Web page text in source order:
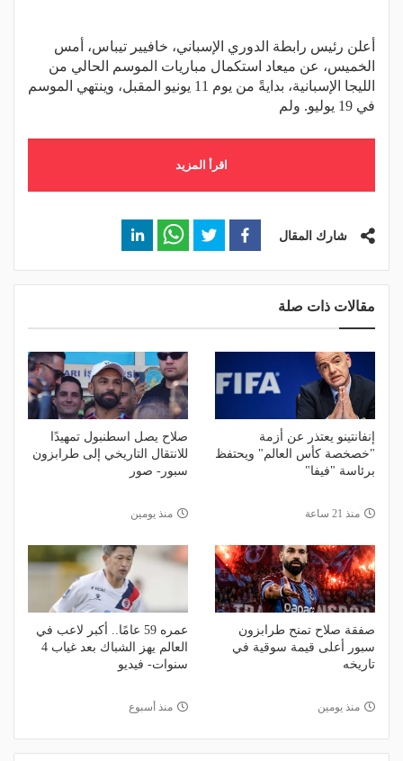
أعلن رئيس رابطة الدوري الإسباني، خافيير تيباس، أمس
الخميس، عن ميعاد استكمال مباريات الموسم الحالي من
الليجا الإسبانية، بدايةً من يوم 11 يونيو المقبل، وينتهي الموسم
في 19 يوليو. ولم
اقرأ المزيد
شارك المقال
مقالات ذات صلة
إنفانتينو يعتذر عن أزمة
"خصخصة كأس العالم" ويحتفظ
برئاسة "فيفا"
منذ 21 ساعة
صلاح يصل اسطنبول تمهيدًا
للانتقال التاريخي إلى طرابزون
سبور- صور
منذ يومين
صفقة صلاح تمنح طرابزون
سبور أعلى قيمة سوقية في
تاريخه
منذ يومين
عمره 59 عامًا.. أكبر لاعب في
العالم يهز الشباك بعد غياب 4
سنوات- فيديو
منذ أسبوع